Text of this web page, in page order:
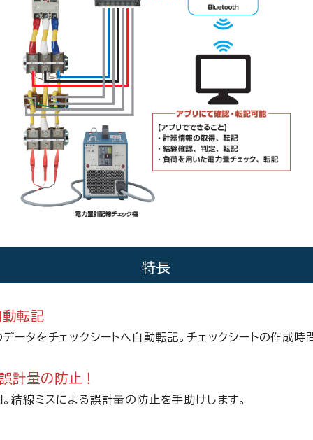
特長
動転記
ータをチェックシートへ自動転記。 チェックシートの作成時
計量の防止！
線ミスによる誤計量の防止を手助けします。